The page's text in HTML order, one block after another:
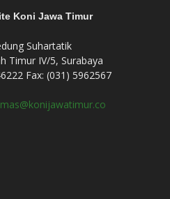
Koni Jawa Timur
Suhartatik
Timur IV/5, Surabaya
Fax: (031) 5962567